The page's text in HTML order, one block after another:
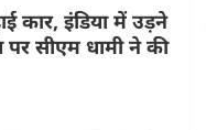
कार, इंडिया में उड़ने
सीएम धामी ने की